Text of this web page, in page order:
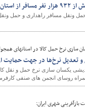
استان اردبیل
سازی نرخ حمل کالا در استانهای
و تعدیل نرخ‌ها در جهت حمایت
یکسان سازی نرخ حمل و نقل
روسای انجمن های صنفی
بازآفرینی شهری ایران: